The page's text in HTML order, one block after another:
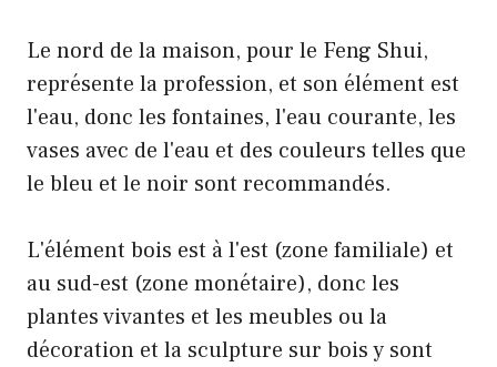
Le nord de la maison, pour le Feng Shui,
représente la profession, et son élément est
l'eau, donc les fontaines, l'eau courante, les
vases avec de l'eau et des couleurs telles que
le bleu et le noir sont recommandés.
L'élément bois est à l'est (zone familiale) et
au sud-est (zone monétaire), donc les
plantes vivantes et les meubles ou la
décoration et la sculpture sur bois y sont